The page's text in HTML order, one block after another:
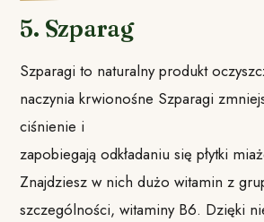
5. Szparag
Szparagi to naturalny produkt
naczynia krwionośne Szparagi
ciśnienie i
zapobiegają odkładaniu się płytki
Znajdziesz w nich dużo witamin z
szczególności, witaminy B6. Dzięki